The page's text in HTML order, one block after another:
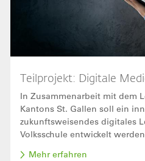
Teilprojekt: Digitale
In Zusammenarbeit mit dem
Kantons St. Gallen soll ein
zukunftsweisendes digitales
Volksschule entwickelt
Mehr erfahren